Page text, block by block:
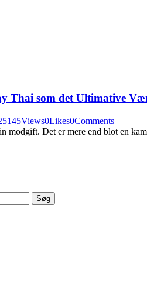
Thai som det Ultimative
145Views0Likes0Comments
modgift. Det er mere end blot en